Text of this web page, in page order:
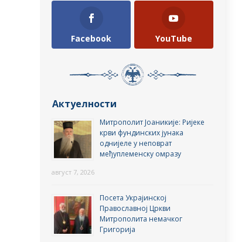
Facebook YouTube
Актуелности
Митрополит Јоаникије: Ријеке
крви фундинских јунака
однијеле у неповрат
међуплеменску омразу
август 7, 2026
Посета Украјинској
Православној Цркви
Митрополита немачког
Григорија